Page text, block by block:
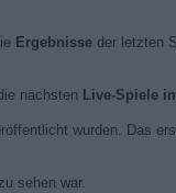
Ergebnisseder letzten
nächsten Live-Spiele
wurden. Das
sehen war.